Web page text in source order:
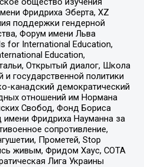
Фридриха Эберта, XZ
поддержки гендерной
Форум имени Льва
for International Education,
Education,
Открытый диалог, Школа
государственной политики
канадский демократический
отношений им Нормана
Свобод, Фонд Бориса
Фридриха Науманна за
сопротивление,
Прометей, Stop
живым, Фридом Хаус, СОТА
Лига Украины